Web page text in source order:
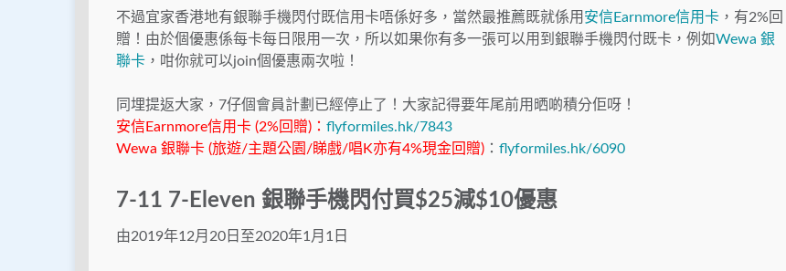
不過宜家香港地有銀聯手機閃付既信用卡唔係好多，當然最推薦既就係用 安信Earnmore信用卡 ，有2%回
贈！由於個優惠係每卡每日限用一次，所以如果你有多一張可以用到銀聯手機閃付既卡，例如 Wewa 銀
聯卡 ，咁你就可以join個優惠兩次啦！
同埋提返大家，7仔個會員計劃已經停止了！大家記得要年尾前用晒啲積分佢呀！
安信Earnmore信用卡 (2%回贈)： flyformiles.hk/7843
Wewa 銀聯卡 (旅遊/主題公園/睇戲/唱K亦有4%現金回贈) ： flyformiles.hk/6090
7-11 7-Eleven 銀聯手機閃付買$25減$10優惠
由2019年12月20日至2020年1月1日